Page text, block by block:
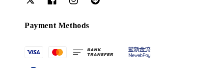
Payment Methods